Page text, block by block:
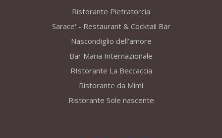
Ristorante Pietratorcia
Sarace' - Restaurant & Cocktail Bar
Nascondiglio dell’amore
Bar Maria Internazionale
RIstorante La Beccaccia
Ristorante da Mimì
Ristorante Sole nascente